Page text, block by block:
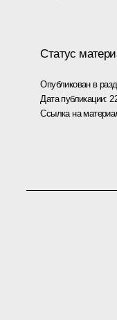
Статус
Опубликован в
Дата публикации:
Ссылка на